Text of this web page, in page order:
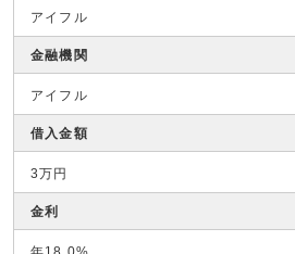
アイフル
金融機関
アイフル
借入金額
3万円
金利